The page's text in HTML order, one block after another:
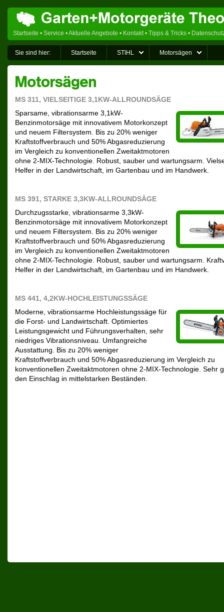
Startseite • Service •Aktuelle Angebote • Kontakt• Tipps & Tricks •
Sie sind hier: Startseite STIHL Motorsägen
MS 311, VIELSEITIGE 3,1KW-ALLROUNDSÄGE
Sparsame, vibrationsarme 3,1kW-
Benzinmotorsäge mit innovativem Motorkonzept
und neuem Filtersystem. Bis zu 20% weniger
Kraftstoffverbrauch und 50% Abgasreduzierung
im Vergleich zu konventionellen Zweitaktmotoren
ohne 2-MIX-Technologie. Robust, sauber und wartungsarm.
Helfer in der Landwirtschaft, im Gartenbau und im Handwerk.
MS 391, STARKE 3,3KW-ALLROUNDSÄGE
Durchzugsstarke, vibrationsarme 3,3kW-
Benzinmotorsäge mit innovativem Motorkonzept
und neuem Filtersystem. Bis zu 20% weniger
Kraftstoffverbrauch und 50% Abgasreduzierung
im Vergleich zu konventionellen Zweitaktmotoren
ohne 2-MIX-Technologie. Robust, sauber und wartungsarm.
Helfer in der Landwirtschaft, im Gartenbau und im Handwerk.
MS 441, 4,2KW-HOCHLEISTUNGSSÄGE
Moderne, vibrationsarme Hochleistungssäge für
die Forst- und Landwirtschaft. Optimiertes
Leistungsgewicht und Führungsverhalten, sehr
niedriges Vibrationsniveau. Umfangreiche
Ausstattung. Bis zu 20% weniger
Kraftstoffverbrauch und 50% Abgasreduzierung im Vergleich zu
konventionellen Zweitaktmotoren ohne 2-MIX-Technologie. Sehr
den Einschlag in mittelstarken Beständen.